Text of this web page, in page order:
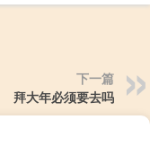
下一篇
拜大年必须要去吗